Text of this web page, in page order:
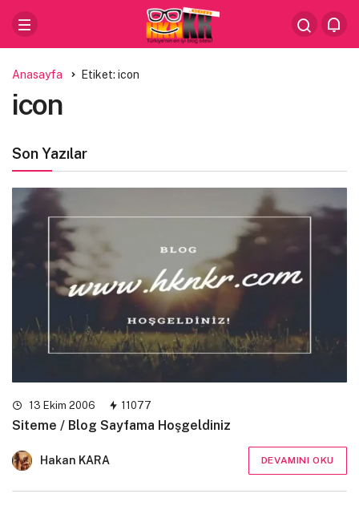
Anasayfa Etiket: icon
icon
Son Yazılar
13 Ekim 2006 11077
Siteme / Blog Sayfama Hoşgeldiniz
Hakan KARA DEVAMINI OKU